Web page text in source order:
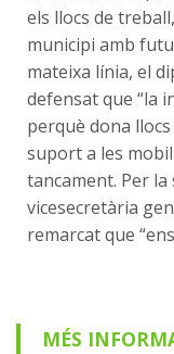
els llocs de
municipi amb
mateixa línia, el
defensat que “la
perquè dona
suport a les
tancament. Per la
vicesecretària
remarcat que
MÉS